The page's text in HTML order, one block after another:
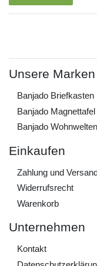
Unsere Marken
Banjado Briefkasten
Banjado Magnettafel
Banjado Wohnwelten
Einkaufen
Zahlung und
Widerrufs­recht
Warenkorb
Unternehmen
Kontakt